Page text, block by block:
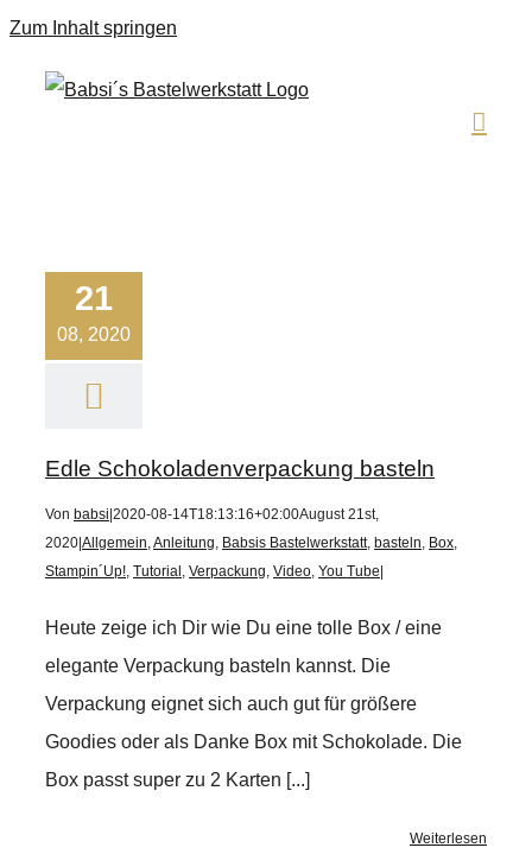
Zum Inhalt springen
21
08, 2020
Edle Schokoladenverpackung basteln
Von babsi 2020-08-14T18:13:16+02:00August 21st,
2020 Allgemein,Anleitung, Babsis Bastelwerkstatt, basteln, Box,
Stampin´Up!, Tutorial , Verpackung, Video, You Tube
Heute zeige ich Dir wie Du eine tolle Box / eine
elegante Verpackung basteln kannst. Die
Verpackung eignet sich auch gut für größere
Goodies oder als Danke Box mit Schokolade. Die
Box passt super zu 2 Karten [...]
Weiterlesen